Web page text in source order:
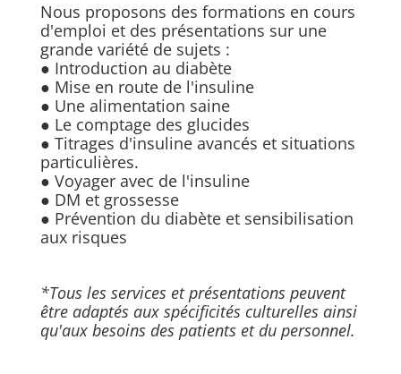
Nous proposons des formations en cours
d'emploi et des présentations sur une
grande variété de sujets :
● Introduction au diabète
● Mise en route de l'insuline
● Une alimentation saine
● Le comptage des glucides
● Titrages d'insuline avancés et situations
particulières.
● Voyager avec de l'insuline
● DM et grossesse
● Prévention du diabète et sensibilisation
aux risques
*Tous les services et présentations peuvent
être adaptés aux spécificités culturelles ainsi
qu'aux besoins des patients et du personnel.